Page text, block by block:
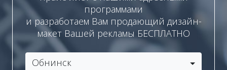
программами
и разработаем Вам продающий дизайн-
макет Вашей рекламы БЕСПЛАТНО
Обнинск